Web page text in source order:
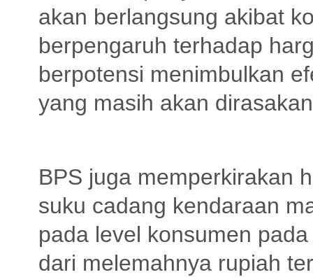
akan berlangsung akibat
berpengaruh terhadap
berpotensi menimbulkan
yang masih akan
BPS juga memperkirakan
suku cadang kendaraan
pada level konsumen
dari melemahnya rupiah